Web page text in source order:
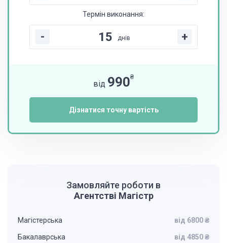
Термін виконання:
- днів +
від 990₴
Дізнатися точну вартість
Замовляйте роботи в
Агентстві Магістр
Магістерська від 6800 ₴
Бакалаврська від 4850 ₴